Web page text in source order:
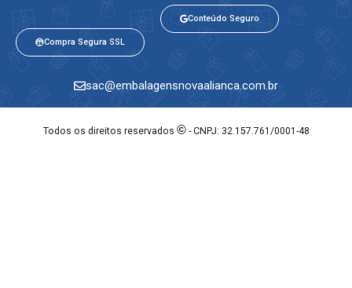
Compra Segura SSL
Conteúdo Seguro
sac@embalagensnovaalianca.com.br
Todos os direitos reservados ©- CNPJ: 32.157.761/0001-48